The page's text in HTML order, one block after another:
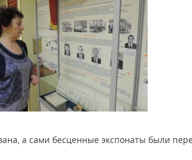
а сами бесценные экспонаты были